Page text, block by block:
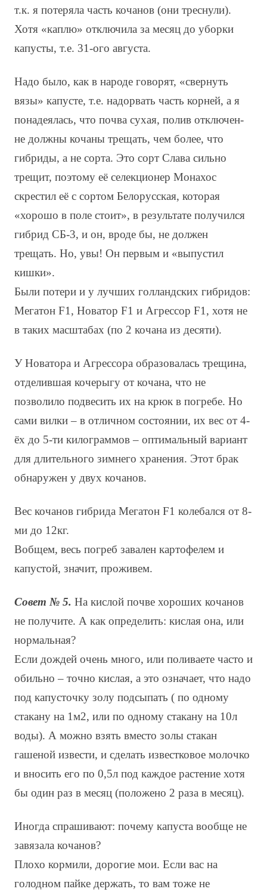
т.к. я потеряла часть кочанов (они треснули).
Хотя «каплю» отключила за месяц до уборки
капусты, т.е. 31-ого августа.
Надо было, как в народе говорят, «свернуть
вязы» капусте, т.е. надорвать часть корней, а я
понадеялась, что почва сухая, полив отключен-
не должны кочаны трещать, чем более, что
гибриды, а не сорта. Это сорт Слава сильно
трещит, поэтому её селекционер Монахос
скрестил её с сортом Белорусская, которая
«хорошо в поле стоит», в результате получился
гибрид СБ-3, и он, вроде бы, не должен
трещать. Но, увы! Он первым и «выпустил
кишки».
Были потери и у лучших голландских гибридов:
Мегатон F1, Новатор F1 и Агрессор F1, хотя не
в таких масштабах (по 2 кочана из десяти).
У Новатора и Агрессора образовалась трещина,
отделившая кочерыгу от кочана, что не
позволило подвесить их на крюк в погребе. Но
сами вилки – в отличном состоянии, их вес от 4-
ёх до 5-ти килограммов – оптимальный вариант
для длительного зимнего хранения. Этот брак
обнаружен у двух кочанов.
Вес кочанов гибрида Мегатон F1 колебался от 8-
ми до 12кг.
Вобщем, весь погреб завален картофелем и
капустой, значит, проживем.
Совет № 5. На кислой почве хороших кочанов
не получите. А как определить: кислая она, или
нормальная?
Если дождей очень много, или поливаете часто и
обильно – точно кислая, а это означает, что надо
под капусточку золу подсыпать ( по одному
стакану на 1м2, или по одному стакану на 10л
воды). А можно взять вместо золы стакан
гашеной извести, и сделать известковое молочко
и вносить его по 0,5л под каждое растение хотя
бы один раз в месяц (положено 2 раза в месяц).
Иногда спрашивают: почему капуста вообще не
завязала кочанов?
Плохо кормили, дорогие мои. Если вас на
голодном пайке держать, то вам тоже не